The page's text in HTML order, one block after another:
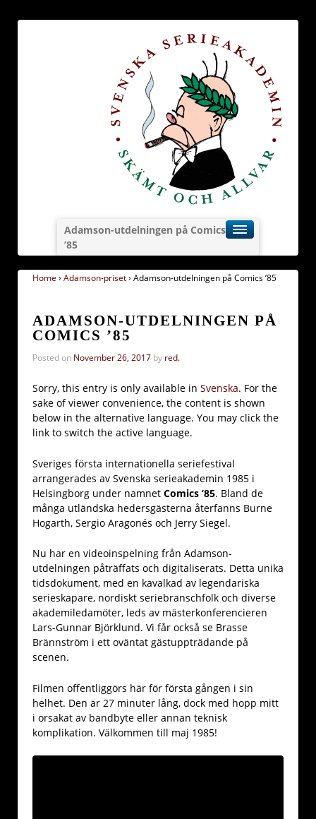
Adamson-utdelningen på Comics
’85
Home › Adamson-priset› Adamson-utdelningen på Comics ’85
ADAMSON-UTDELNINGEN PÅ
COMICS ’85
Posted on November 26, 2017 by red.
Sorry, this entry is only available in Svenska. For the
sake of viewer convenience, the content is shown
below in the alternative language. You may click the
link to switch the active language.
Sveriges första internationella seriefestival
arrangerades av Svenska serieakademin 1985 i
Helsingborg under namnet Comics ’85. Bland de
många utländska hedersgästerna återfanns Burne
Hogarth, Sergio Aragonés och Jerry Siegel.
Nu har en videoinspelning från Adamson-
utdelningen påträffats och digitaliserats. Detta unika
tidsdokument, med en kavalkad av legendariska
serieskapare, nordiskt seriebranschfolk och diverse
akademiledamöter, leds av mästerkonferencieren
Lars-Gunnar Björklund. Vi får också se Brasse
Brännström i ett oväntat gästuppträdande på
scenen.
Filmen offentliggörs här för första gången i sin
helhet. Den är 27 minuter lång, dock med hopp mitt
i orsakat av bandbyte eller annan teknisk
komplikation. Välkommen till maj 1985!